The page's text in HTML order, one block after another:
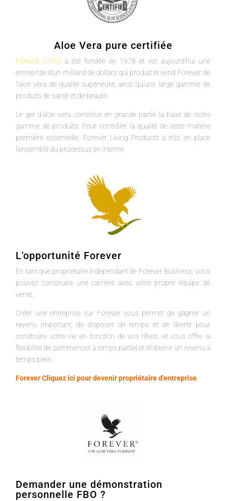
Aloe Vera pure certifiée
Forever Living a été fondée en 1978 et est aujourd'hui une
entreprise d'un milliard de dollars qui produit et vend Forever de
l'aloe vera de qualité supérieure, ainsi qu'une large gamme de
produits de santé et de beauté.
Le gel d'aloe vera constitue en grande partie la base de notre
gamme de produits. Pour contrôler la qualité de cette matière
première essentielle, Forever Living Products a mis en place
l'ensemble du processus en interne.
L'opportunité Forever
En tant que propriétaire indépendant de Forever Business, vous
pouvez construire une carrière avec votre propre équipe de
vente.
Créer une entreprise sur Forever vous permet de gagner un
revenu important, de disposer de temps et de liberté pour
construire votre vie en fonction de vos rêves, et vous offre la
flexibilité de commencer à temps partiel et d'obtenir un revenu à
temps plein.
Forever Cliquez ici pour devenir propriétaire d'entreprise
Demander une démonstration
personnelle FBO ?